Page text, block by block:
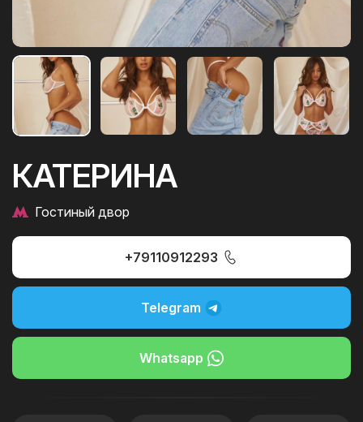
КАТЕРИНА
Гостиный двор
+79110912293
Telegram
Whatsapp